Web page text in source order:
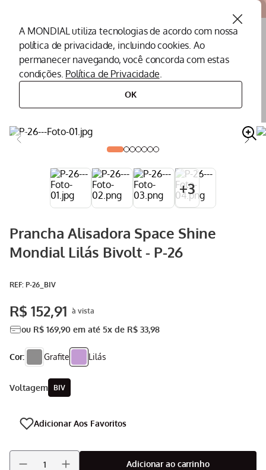
A MONDIAL utiliza tecnologias de acordo com nossa
política de privacidade, incluindo cookies. Ao
permanecer navegando, você concorda com estas
condições. Política de Privacidade.
OK
O que você procura?
prancha alisadora
+3
Prancha Alisadora Space Shine
Mondial Lilás Bivolt - P-26
: P-26_BIV
R$ 152,91
ou R$ 169,90 em até 5x de R$ 33,98
Cor: Grafite Lilás
voltagem BIV
Adicionar ao carrinho
2º Air Fryer
Assistencia Tecnica
Liquidificador
7º Panificadora
9º Aspirador
10ºMultiprocessador